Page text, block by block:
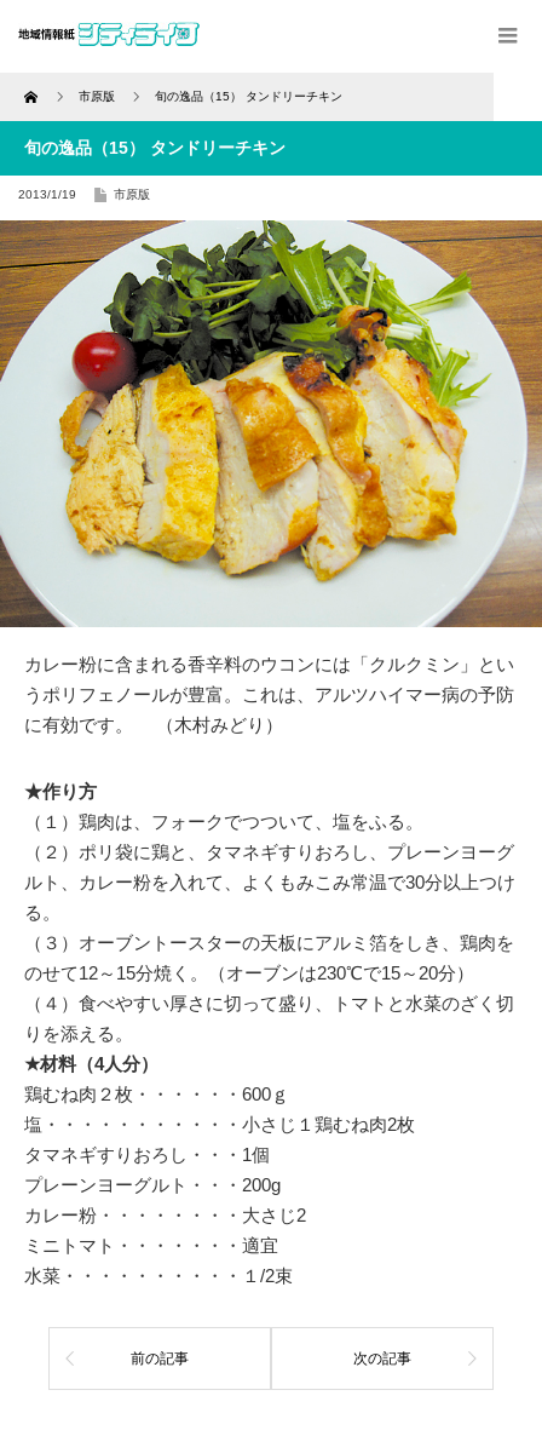
Home 市原版 旬の逸品（15） タンドリーチキン
旬の逸品（15） タンドリーチキン
2013/1/19 市原版
カレー粉に含まれる香辛料のウコンには「クルクミン」とい
うポリフェノールが豊富。これは、アルツハイマー病の予防
に有効です。 （木村みどり）
★作り方
（１）鶏肉は、フォークでつついて、塩をふる。
（２）ポリ袋に鶏と、タマネギすりおろし、プレーンヨーグ
ルト、カレー粉を入れて、よくもみこみ常温で30分以上つけ
る。
（３）オーブントースターの天板にアルミ箔をしき、鶏肉を
のせて12～15分焼く。（オーブンは230℃で15～20分）
（４）食べやすい厚さに切って盛り、トマトと水菜のざく切
りを添える。
★材料（4人分）
鶏むね肉２枚・・・・・・600ｇ
塩・・・・・・・・・・・小さじ１鶏むね肉2枚
タマネギすりおろし・・・1個
プレーンヨーグルト・・・200g
カレー粉・・・・・・・・大さじ2
ミニトマト・・・・・・・適宜
水菜・・・・・・・・・・１/2束
前の記事 次の記事